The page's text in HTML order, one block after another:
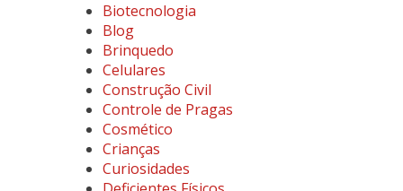
Biotecnologia
Blog
Brinquedo
Celulares
Construção Civil
Controle de Pragas
Cosmético
Crianças
Curiosidades